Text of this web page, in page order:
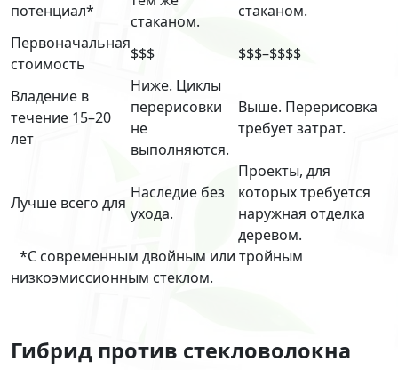
потенциал*
стаканом.
стаканом.
Первоначальная
стоимость
$$$ $$$–$$$$
Владение в
течение 15–20
лет
Ниже. Циклы
перерисовки
не
выполняются.
Выше. Перерисовка
требует затрат.
Лучше всего для
Наследие без
ухода.
Проекты, для
которых требуется
наружная отделка
деревом.
*С современным двойным или тройным
низкоэмиссионным стеклом.
Гибрид против стекловолокна